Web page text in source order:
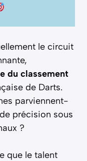
le circuit
du classement
de Darts.
parviennent-
précision sous
?
que le talent